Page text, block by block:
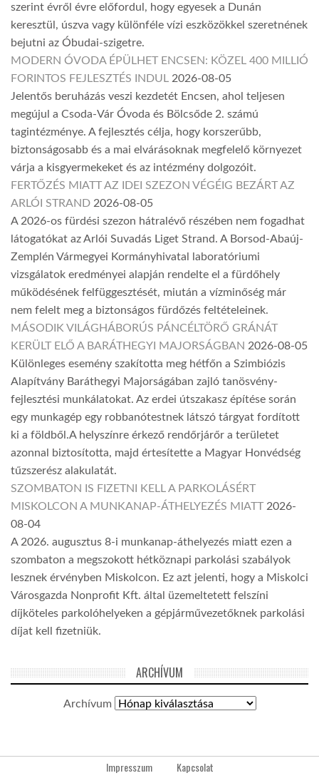
szerint évről évre előfordul, hogy egyesek a Dunán
keresztül, úszva vagy különféle vízi eszközökkel szeretnének
bejutni az Óbudai-szigetre.
MODERN ÓVODA ÉPÜLHET ENCSEN: KÖZEL 400 MILLIÓ
FORINTOS FEJLESZTÉS INDUL 2026-08-05
Jelentős beruházás veszi kezdetét Encsen, ahol teljesen
megújul a Csoda-Vár Óvoda és Bölcsőde 2. számú
tagintézménye. A fejlesztés célja, hogy korszerűbb,
biztonságosabb és a mai elvárásoknak megfelelő környezet
várja a kisgyermekeket és az intézmény dolgozóit.
FERTŐZÉS MIATT AZ IDEI SZEZON VÉGÉIG BEZÁRT AZ
ARLÓI STRAND 2026-08-05
A 2026-os fürdési szezon hátralévő részében nem fogadhat
látogatókat az Arlói Suvadás Liget Strand. A Borsod-Abaúj-
Zemplén Vármegyei Kormányhivatal laboratóriumi
vizsgálatok eredményei alapján rendelte el a fürdőhely
működésének felfüggesztését, miután a vízminőség már
nem felelt meg a biztonságos fürdőzés feltételeinek.
MÁSODIK VILÁGHÁBORÚS PÁNCÉLTÖRŐ GRÁNÁT
KERÜLT ELŐ A BARÁTHEGYI MAJORSÁGBAN 2026-08-05
Különleges esemény szakította meg hétfőn a Szimbiózis
Alapítvány Baráthegyi Majorságában zajló tanösvény-
fejlesztési munkálatokat. Az erdei útszakasz építése során
egy munkagép egy robbanótestnek látszó tárgyat fordított
ki a földből.A helyszínre érkező rendőrjárőr a területet
azonnal biztosította, majd értesítette a Magyar Honvédség
tűzszerész alakulatát.
SZOMBATON IS FIZETNI KELL A PARKOLÁSÉRT
MISKOLCON A MUNKANAP-ÁTHELYEZÉS MIATT 2026-
08-04
A 2026. augusztus 8-i munkanap-áthelyezés miatt ezen a
szombaton a megszokott hétköznapi parkolási szabályok
lesznek érvényben Miskolcon. Ez azt jelenti, hogy a Miskolci
Városgazda Nonprofit Kft. által üzemeltetett felszíni
díjköteles parkolóhelyeken a gépjárművezetőknek parkolási
díjat kell fizetniük.
ARCHÍVUM
Archívum
Impresszum Kapcsolat